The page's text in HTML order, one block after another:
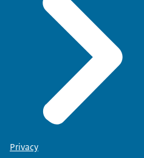
Privacy